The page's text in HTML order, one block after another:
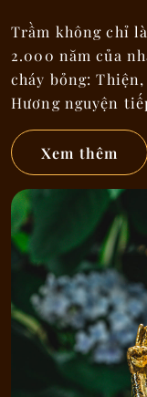
Trầm không chỉ
2.000 năm của
cháy bỏng:
Hương nguyện
Xem thêm